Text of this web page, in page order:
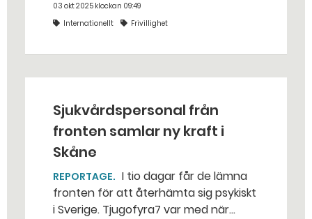
Larionov. – Jag har inte längre några
drömmar för mig personligen. Ett fritt
03 okt 2025 klockan 09:49
Internationellt
Frivillighet
Sjukvårdspersonal från
fronten samlar ny kraft i
Skåne
REPORTAGE
fronten för att återhämta sig psykiskt
i Sverige. Tjugofyra7 var med när